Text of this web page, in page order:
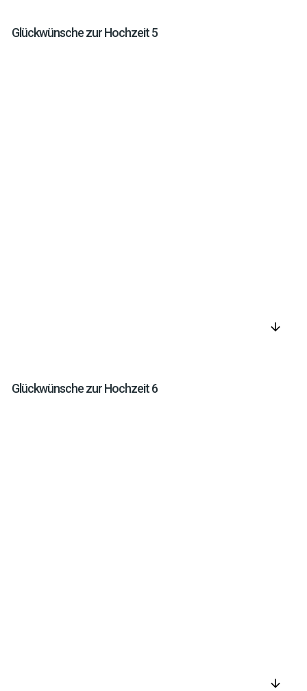
Glückwünsche zur Hochzeit 5
arrow_downward
Glückwünsche zur Hochzeit 6
arrow_downward